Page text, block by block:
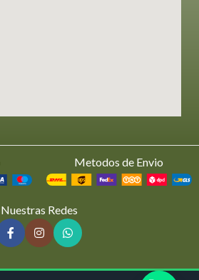
Metodos de Envio
Nuestras Redes